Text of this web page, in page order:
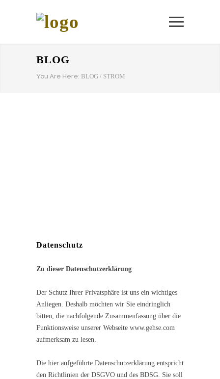
BLOG
You Are Here: BLOG / STROM
Datenschutz
Zu dieser Datenschutzerklärung
Der Schutz Ihrer Privatsphäre ist uns ein wichtiges
Anliegen. Deshalb möchten wir Sie eindringlich
bitten, die nachfolgende Zusammenfassung über die
Funktionsweise unserer Webseite www.gehse.com
aufmerksam zu lesen.
Die hier aufgeführte Datenschutzerklärung entspricht
den Richtlinien der DSGVO und des BDSG. Sie soll